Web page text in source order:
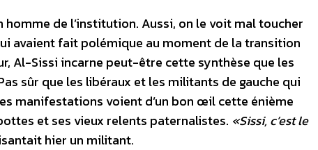
de l’institution. Aussi, on le voit mal toucher
avaient fait polémique au moment de la transition
Al-Sissi incarne peut-être cette synthèse que les
sûr que les libéraux et les militants de gauche qui
manifestations voient d’un bon œil cette énième
et ses vieux relents paternalistes. «Sissi, c’est le
hier un militant.